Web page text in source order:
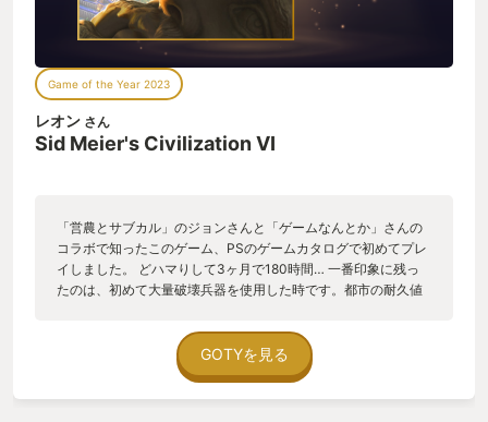
Game of the Year 2023
レオン さん
Sid Meier's Civilization VI
「営農とサブカル」のジョンさんと「ゲームなんとか」さんの
コラボで知ったこのゲーム、PSのゲームカタログで初めてプレ
イしました。 どハマりして3ヶ月で180時間… 一番印象に残っ
たのは、初めて大量破壊兵器を使用した時です。都市の耐久値
たくさん殺してしまった。」と、後悔しました。（それから一
度も撃ってません） これが、無垢な民を虐殺するということな
GOTYを見る